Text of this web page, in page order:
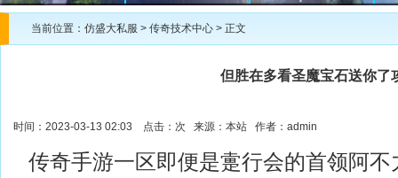
当前位置： 仿盛大私服 > 传奇技术中心 > 正文
但胜在多看圣魔宝石送你了
时间：2023-03-13 02:03 点击： 次 来源：本站 作者：admin
传奇手游一区即便是疐行会的首领阿不